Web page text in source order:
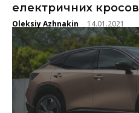
електричних
Oleksiy Azhnakin - 14.01.2021